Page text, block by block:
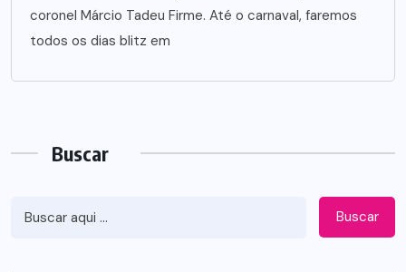
coronel Márcio Tadeu Firme. Até o carnaval, faremos
todos os dias blitz em
Buscar
Buscar